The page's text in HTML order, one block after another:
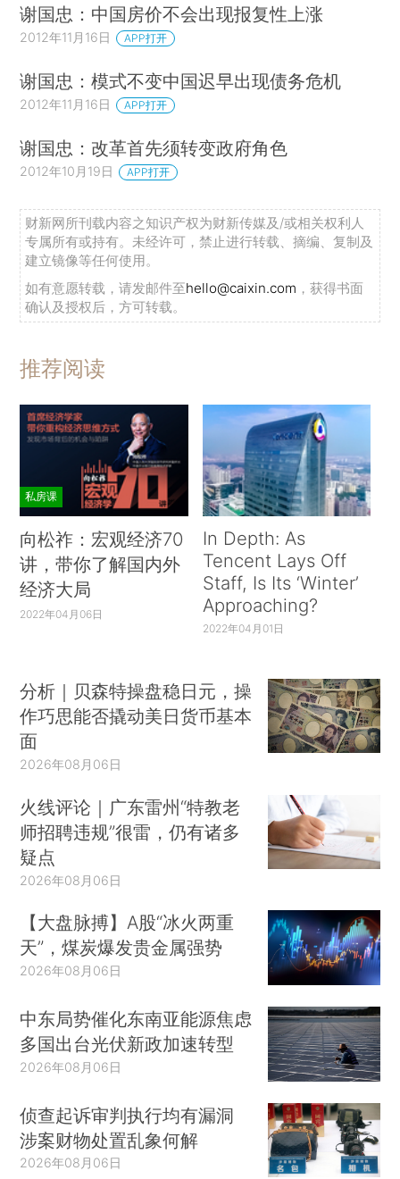
谢国忠：中国房价不会出现报复性上涨
2012年11月16日 APP打开
谢国忠：模式不变中国迟早出现债务危机
2012年11月16日 APP打开
谢国忠：改革首先须转变政府角色
2012年10月19日 APP打开
财新网所刊载内容之知识产权为财新传媒及/或相关权利人
专属所有或持有。未经许可，禁止进行转载、摘编、复制及
建立镜像等任何使用。
如有意愿转载，请发邮件至hello@caixin.com ，获得书面
确认及授权后，方可转载。
推荐阅读
私房课
向松祚：宏观经济70
讲，带你了解国内外
经济大局
2022年04月06日
In Depth: As
Tencent Lays Off
Staff, Is Its ‘Winter’
Approaching?
2022年04月01日
分析｜贝森特操盘稳日元，操
作巧思能否撬动美日货币基本
面
2026年08月06日
火线评论｜广东雷州“特教老
师招聘违规”很雷，仍有诸多
疑点
2026年08月06日
【大盘脉搏】A股“冰火两重
天”，煤炭爆发贵金属强势
2026年08月06日
中东局势催化东南亚能源焦虑
多国出台光伏新政加速转型
2026年08月06日
侦查起诉审判执行均有漏洞
涉案财物处置乱象何解
2026年08月06日